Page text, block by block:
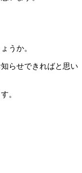
うか。
らせできればと思い
。